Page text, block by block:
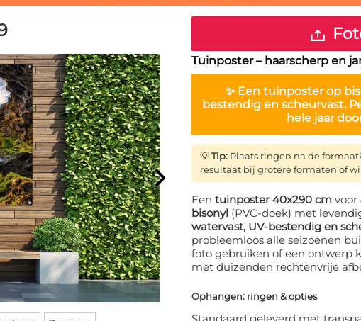
Tuinposter – haarscherp en
✨ Een tuinposterop
bestendig en scheurvast.
hele jaar
💡Tip: Plaats ringen na de
resultaat bij grotere formaten of
Een tuinposter 40x290 cm voor
bisonyl (PVC-doek) met
watervast, UV-bestendig en
probleemloos alle seizoenen
foto gebruiken of een ontwerp
met duizenden rechtenvrije
Ophangen: ringen & opties